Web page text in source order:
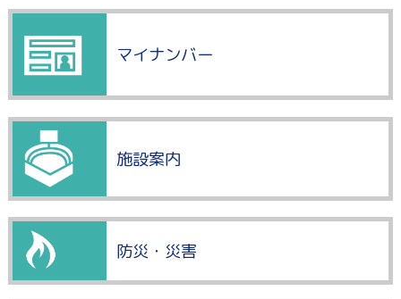
マイナンバー
施設案内
防災・災害